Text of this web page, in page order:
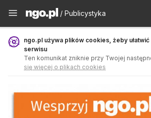
Publicystyka - ngo.pl
/ Publicystyka
ngo.pl używa plików cookies, żeby
serwisu
Ten komunikat zniknie przy Twojej
się więcej o plikach cookies